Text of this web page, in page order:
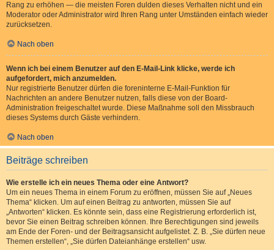
Rang zu erhöhen — die meisten Foren dulden dieses Verhalten nicht und ein
Moderator oder Administrator wird Ihren Rang unter Umständen einfach wieder
zurücksetzen.
Nach oben
Wenn ich bei einem Benutzer auf den E-Mail-Link klicke, werde ich
aufgefordert, mich anzumelden.
Nur registrierte Benutzer dürfen die foreninterne E-Mail-Funktion für
Nachrichten an andere Benutzer nutzen, falls diese von der Board-
Administration freigeschaltet wurde. Diese Maßnahme soll den Missbrauch
dieses Systems durch Gäste verhindern.
Nach oben
Beiträge schreiben
Wie erstelle ich ein neues Thema oder eine Antwort?
Um ein neues Thema in einem Forum zu eröffnen, müssen Sie auf „Neues
Thema“ klicken. Um auf einen Beitrag zu antworten, müssen Sie auf
„Antworten“ klicken. Es könnte sein, dass eine Registrierung erforderlich ist,
bevor Sie einen Beitrag schreiben können. Ihre Berechtigungen sind jeweils
am Ende der Foren- und der Beitragsansicht aufgelistet. Z. B. „Sie dürfen neue
Themen erstellen“, „Sie dürfen Dateianhänge erstellen“ usw.